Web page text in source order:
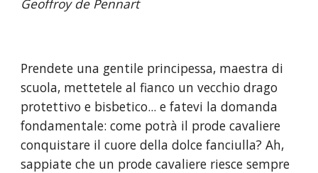
Geoffroy de Pennart
Prendete una gentile principessa, maestra di
scuola, mettetele al fianco un vecchio drago
protettivo e bisbetico... e fatevi la domanda
fondamentale: come potrà il prode cavaliere
conquistare il cuore della dolce fanciulla? Ah,
sappiate che un prode cavaliere riesce sempre